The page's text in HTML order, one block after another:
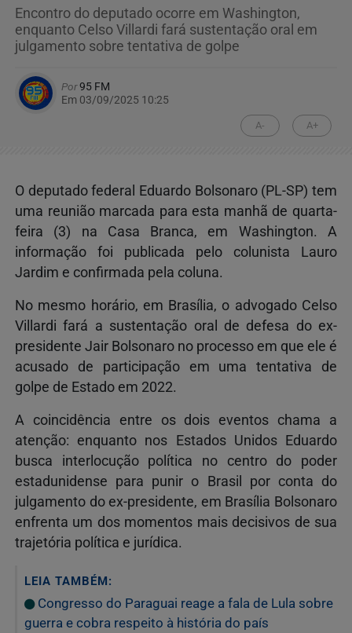
Encontro do deputado ocorre em Washington,
enquanto Celso Villardi fará sustentação oral em
julgamento sobre tentativa de golpe
Por95 FM
Em 03/09/2025 10:25
A- A+
O deputado federal Eduardo Bolsonaro (PL-SP) tem
uma reunião marcada para esta manhã de quarta-
feira (3) na Casa Branca, em Washington. A
informação foi publicada pelo colunista Lauro
Jardim e confirmada pela coluna.
No mesmo horário, em Brasília, o advogado Celso
Villardi fará a sustentação oral de defesa do ex-
presidente Jair Bolsonaro no processo em que ele é
acusado de participação em uma tentativa de
golpe de Estado em 2022.
A coincidência entre os dois eventos chama a
atenção: enquanto nos Estados Unidos Eduardo
busca interlocução política no centro do poder
estadunidense para punir o Brasil por conta do
julgamento do ex-presidente, em Brasília Bolsonaro
enfrenta um dos momentos mais decisivos de sua
trajetória política e jurídica.
LEIA TAMBÉM:
Congresso do Paraguai reage a fala de Lula sobre
guerra e cobra respeito à história do país